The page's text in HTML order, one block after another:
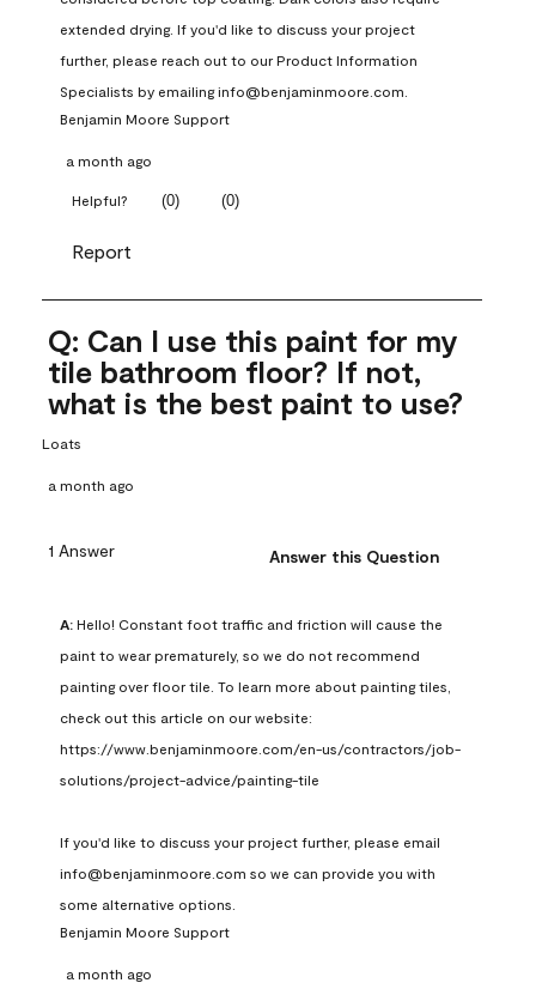
extended drying. If you'd like to discuss your project
further, please reach out to our Product Information
Specialists by emailing info@benjaminmoore.com.
Benjamin Moore Support
a month ago
Helpful? (0) (0)
Report
Q: Can I use this paint for my
tile bathroom floor? If not,
what is the best paint to use?
Loats
a month ago
1 Answer Answer this Question
A: Hello! Constant foot traffic and friction will cause the
paint to wear prematurely, so we do not recommend
painting over floor tile. To learn more about painting tiles,
check out this article on our website:
https://www.benjaminmoore.com/en-us/contractors/job-
solutions/project-advice/painting-tile
If you'd like to discuss your project further, please email
info@benjaminmoore.com so we can provide you with
some alternative options.
Benjamin Moore Support
a month ago